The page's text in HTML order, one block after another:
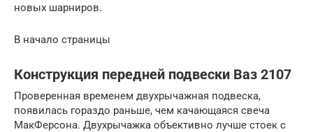
новых шарниров.
В начало страницы
Конструкция передней подвески Ваз 2107
Проверенная временем двухрычажная подвеска,
появилась гораздо раньше, чем качающаяся свеча
МакФерсона. Двухрычажка объективно лучше стоек с